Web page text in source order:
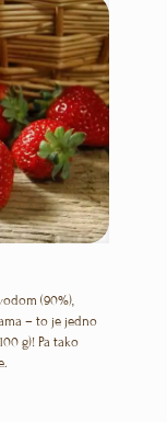
(90%),
– to je jedno
g)! Pa tako